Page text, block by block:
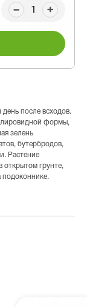
после всходов.
лировидной формы,
зелень
бутербродов,
Растение
открытом грунте,
подоконнике.